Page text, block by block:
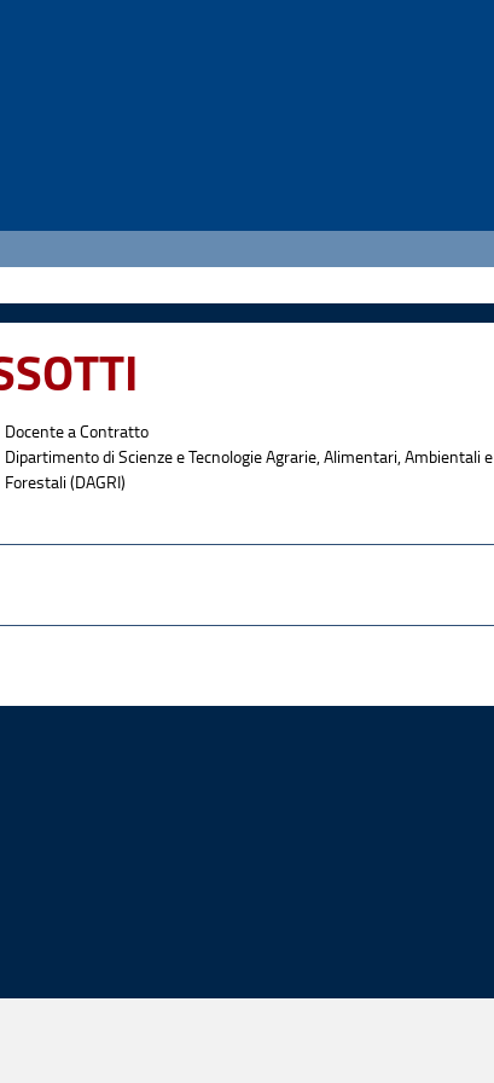
Docente a Contratto
Dipartimento di Scienze e Tecnologie Agrarie, Alimentari, Ambientali e
Forestali (DAGRI)